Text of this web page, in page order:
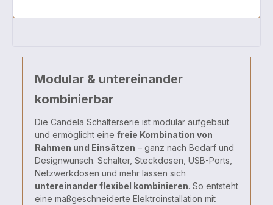
Modular & untereinander
kombinierbar
Die Candela Schalterserie ist modular aufgebaut
und ermöglicht eine freie Kombination von
Rahmen und Einsätzen – ganz nach Bedarf und
Designwunsch. Schalter, Steckdosen, USB-Ports,
Netzwerkdosen und mehr lassen sich
untereinanderflexibel kombinieren. So entsteht
eine maßgeschneiderte Elektroinstallation mit